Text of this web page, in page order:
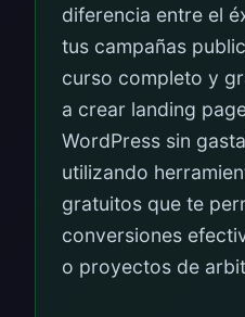
diferencia entre el
tus campañas
curso completo y
a crear landing
WordPress sin
utilizando
gratuitos que te
conversiones
o proyectos de